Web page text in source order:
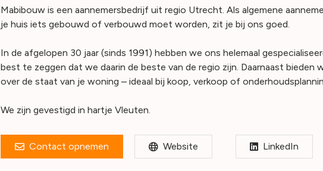
Mabibouw is een aannemersbedrijf uit regio Utrecht. Als algemene
je huis iets gebouwd of verbouwd moet worden, zit je bij ons goed.
In de afgelopen 30 jaar (sinds 1991) hebben we ons helemaal
best te zeggen dat we daarin de beste van de regio zijn. Daarnaast bieden
over de staat van je woning – ideaal bij koop, verkoop of
We zijn gevestigd in hartje Vleuten.
Contact opnemen Website LinkedIn